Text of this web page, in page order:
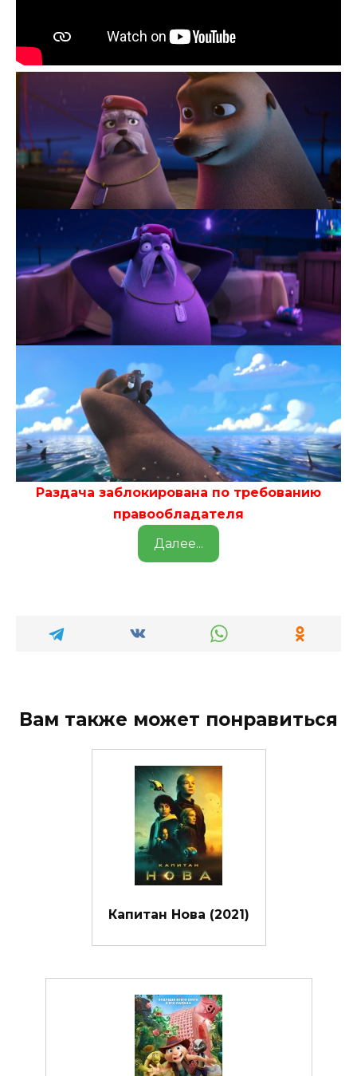
Раздача заблокирована по требованию
правообладателя
Далее...
Вам также может понравиться
Капитан Нова (2021)